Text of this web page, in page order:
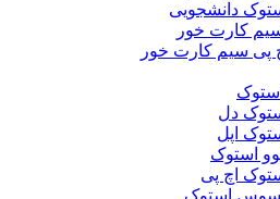
دانشجویی
کارت خور
پی سیم کارت خور
دل
اپل
استوک
اچ پی
استوک